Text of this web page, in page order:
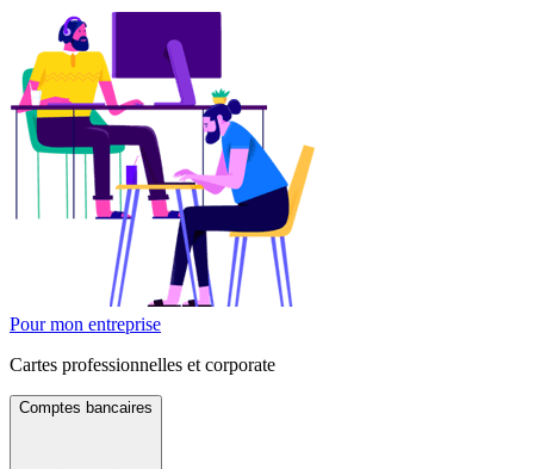
Pour mon entreprise
Cartes professionnelles et corporate
Comptes bancaires